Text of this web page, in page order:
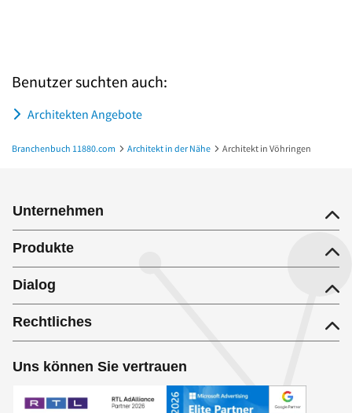
Benutzer suchten auch:
Architekten Angebote
Branchenbuch 11880.com Architekt in der Nähe Architekt in Vöhringen
Unternehmen
Produkte
Dialog
Rechtliches
Uns können Sie vertrauen